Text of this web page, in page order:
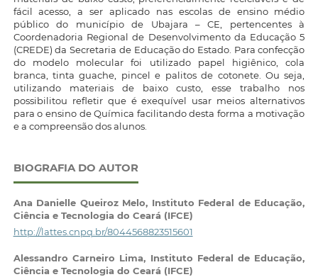
fácil acesso, a ser aplicado nas escolas de ensino médio
público do município de Ubajara – CE, pertencentes à
Coordenadoria Regional de Desenvolvimento da Educação 5
(CREDE) da Secretaria de Educação do Estado. Para confecção
do modelo molecular foi utilizado papel higiênico, cola
branca, tinta guache, pincel e palitos de cotonete. Ou seja,
utilizando materiais de baixo custo, esse trabalho nos
possibilitou refletir que é exequível usar meios alternativos
para o ensino de Química facilitando desta forma a motivação
e a compreensão dos alunos.
BIOGRAFIA DO AUTOR
Ana Danielle Queiroz Melo, Instituto Federal de Educação,
Ciência e Tecnologia do Ceará (IFCE)
http://lattes.cnpq.br/8044568823515601
Alessandro Carneiro Lima, Instituto Federal de Educação,
Ciência e Tecnologia do Ceará (IFCE)